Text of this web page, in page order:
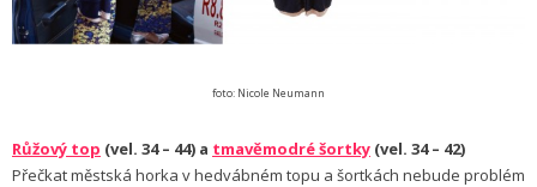
foto: Nicole Neumann
Růžový top (vel. 34 – 44) a tmavěmodré šortky (vel. 34 – 42)
Přečkat městská horka v hedvábném topu a šortkách nebude problém